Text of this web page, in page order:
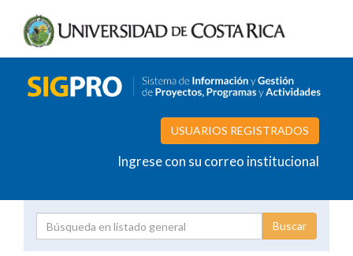
USUARIOS REGISTRADOS
Ingrese con su correo institucional